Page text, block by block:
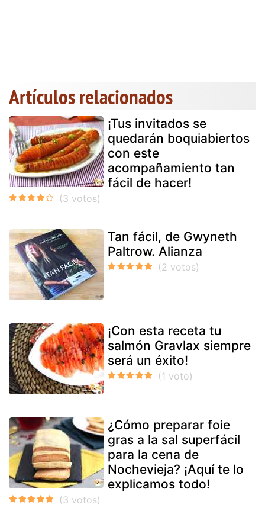
Artículos relacionados
¡Tus invitados se
quedarán boquiabiertos
con este
acompañamiento tan
fácil de hacer!
Tan fácil, de Gwyneth
Paltrow. Alianza
¡Con esta receta tu
salmón Gravlax siempre
será un éxito!
¿Cómo preparar foie
gras a la sal superfácil
para la cena de
Nochevieja? ¡Aquí te lo
explicamos todo!